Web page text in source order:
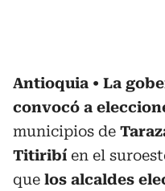
Antioquia
La
convocó a
municipios de
Titiribí en el
que los alcaldes